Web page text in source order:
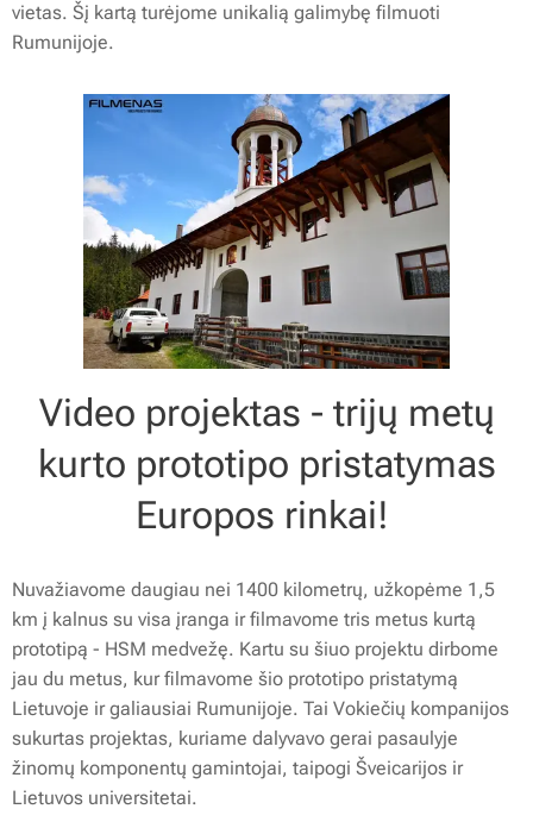
vietas. Šį kartą turėjome unikalią galimybę filmuoti
Rumunijoje.
Video projektas - trijų metų
kurto prototipo pristatymas
Europos rinkai!
Nuvažiavome daugiau nei 1400 kilometrų, užkopėme 1,5
km į kalnus su visa įranga ir filmavome tris metus kurtą
prototipą - HSM medvežę. Kartu su šiuo projektu dirbome
jau du metus, kur filmavome šio prototipo pristatymą
Lietuvoje ir galiausiai Rumunijoje. Tai Vokiečių kompanijos
sukurtas projektas, kuriame dalyvavo gerai pasaulyje
žinomų komponentų gamintojai, taipogi Šveicarijos ir
Lietuvos universitetai.